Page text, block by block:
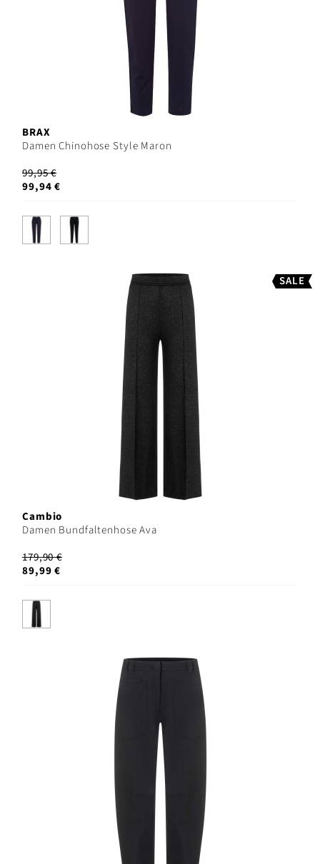
BRAX
Damen Chinohose Style Maron
99,95 €
99,94 €
SALE
Cambio
Damen Bundfaltenhose Ava
179,90 €
89,99 €